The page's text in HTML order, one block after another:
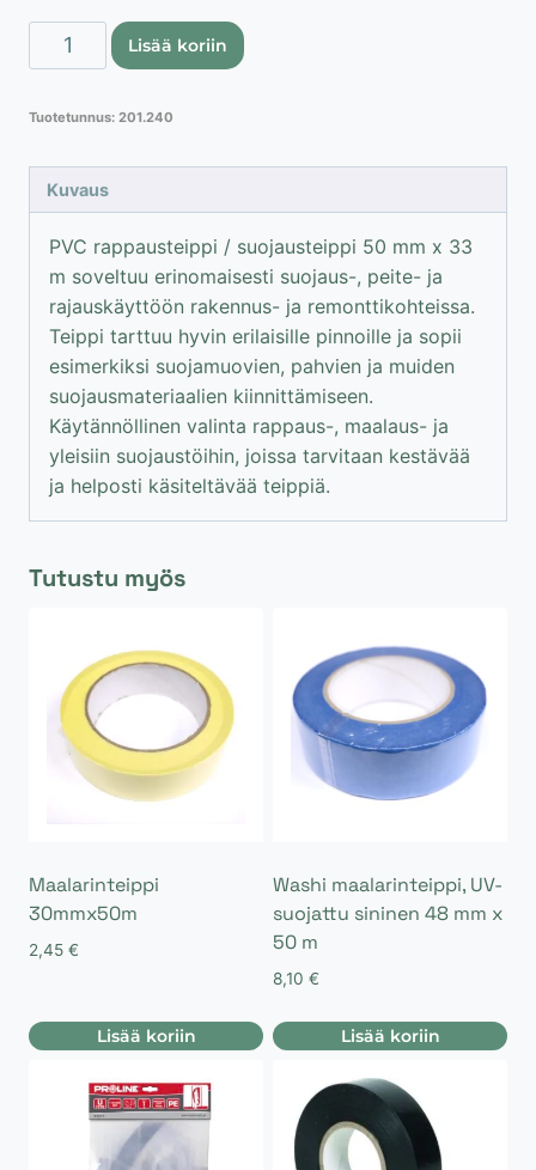
PVC
rappausteippi
suojausteippi
33
määrä
Lisää koriin
Tuotetunnus: 201.240
Kuvaus
PVC rappausteippi / suojausteippi 50 mm x 33
m soveltuu erinomaisesti suojaus-, peite- ja
rajauskäyttöön rakennus- ja remonttikohteissa.
Teippi tarttuu hyvin erilaisille pinnoille ja sopii
esimerkiksi suojamuovien, pahvien ja muiden
suojausmateriaalien kiinnittämiseen.
Käytännöllinen valinta rappaus-, maalaus- ja
yleisiin suojaustöihin, joissa tarvitaan kestävää
ja helposti käsiteltävää teippiä.
Tutustu myös
Maalarinteippi
30mmx50m
2,45 €
Lisää koriin
Washi maalarinteippi, UV-
suojattu sininen 48 mm x
50 m
8,10 €
Lisää koriin